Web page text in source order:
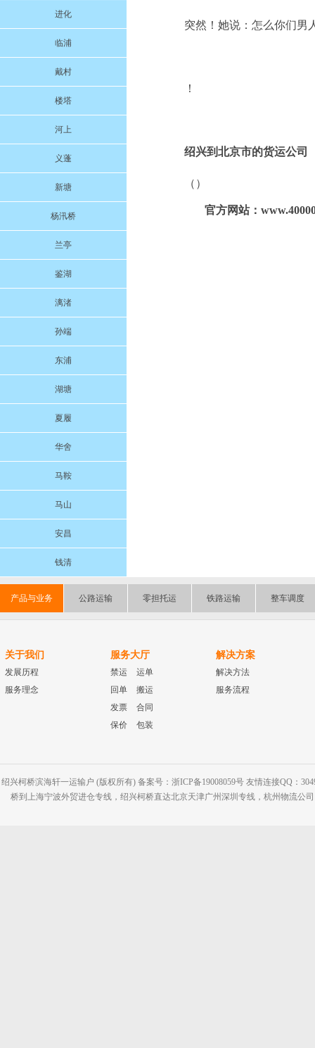
进化
临浦
戴村
楼塔
河上
义蓬
新塘
杨汛桥
兰亭
鉴湖
漓渚
孙端
东浦
湖塘
夏履
华舍
马鞍
马山
安昌
钱清
突然！她说：怎么你们男
！
绍兴到北京市的货运公司
（）
官方网站：
产品与业务 公路运输 零担托运 铁路运输 整车调度
关于我们
发展历程
服务理念
服务大厅
禁运
运单
回单
搬运
发票
合同
保价
包装
解决方案
解决方法
服务流程
绍兴柯桥滨海轩一运输户 (版权所有) 备案号：浙ICP备19008059号 友情连接QQ：
桥到上海宁波外贸进仓专线，绍兴柯桥直达北京天津广州深圳专线，杭州物流公